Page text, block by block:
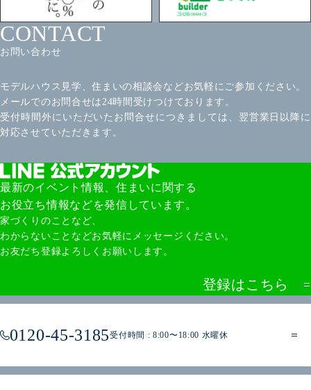
お問い合わせ
CONTACT
モデルハウス見学、住まいの相談会などお気軽にご参加ください。
メールでのお問合せは24時間受けつけております。
受付時間外にいただいたお問合せにつきましては、翌営業日以降に
対応させていただきます。
0120-45-3185受付時間 : 8:00〜18:00 水曜休
最新のイベント情報、住まいに関する
お役立ち情報などを発信しています。
家づくりのことなど、
わからないことなどお気軽にメッセージください。
お友だち登録よろしくお願いします。
登録はこちら